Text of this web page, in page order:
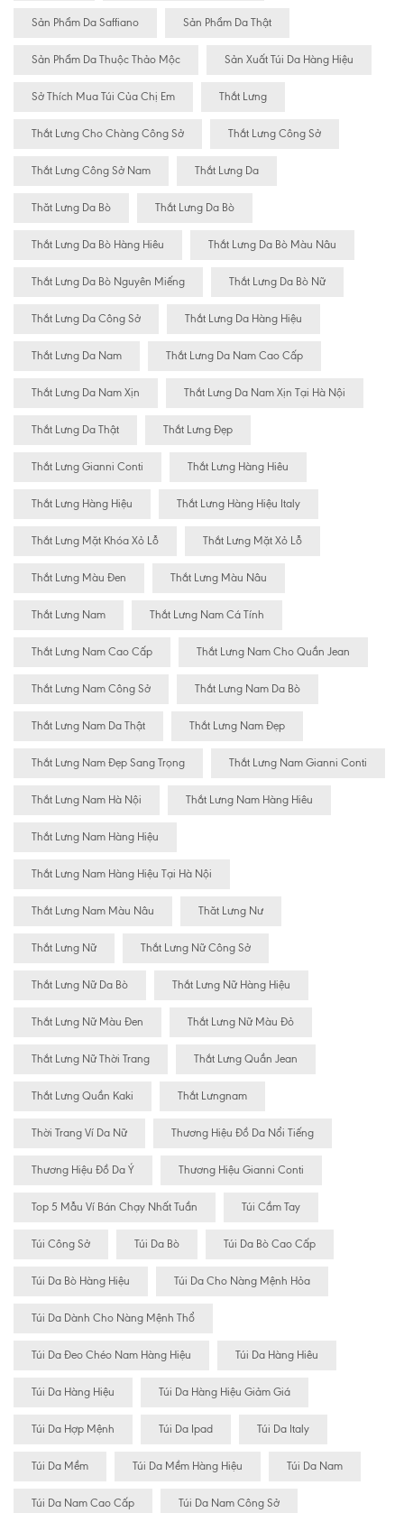
Sản Phẩm Da Saffiano Sản Phẩm Da Thật
Sản Phẩm Da Thuộc Thảo Mộc Sản Xuất Túi Da Hàng Hiệu
Sở Thích Mua Túi Của Chị Em Thắt Lưng
Thắt Lưng Cho Chàng Công Sở Thắt Lưng Công Sở
Thắt Lưng Công Sở Nam Thắt Lưng Da
Thăt Lưng Da Bò Thắt Lưng Da Bò
Thắt Lưng Da Bò Hàng Hiêu Thắt Lưng Da Bò Màu Nâu
Thắt Lưng Da Bò Nguyên Miếng Thắt Lưng Da Bò Nữ
Thắt Lưng Da Công Sở Thắt Lưng Da Hàng Hiệu
Thắt Lưng Da Nam Thắt Lưng Da Nam Cao Cấp
Thắt Lưng Da Nam Xịn Thắt Lưng Da Nam Xịn Tại Hà Nội
Thắt Lưng Da Thật Thắt Lưng Đẹp
Thắt Lưng Gianni Conti Thắt Lưng Hàng Hiêu
Thắt Lưng Hàng Hiệu Thắt Lưng Hàng Hiệu Italy
Thắt Lưng Mặt Khóa Xỏ Lỗ Thắt Lưng Mặt Xỏ Lỗ
Thắt Lưng Màu Đen Thắt Lưng Màu Nâu
Thắt Lưng Nam Thắt Lưng Nam Cá Tính
Thắt Lưng Nam Cao Cấp Thắt Lưng Nam Cho Quần Jean
Thắt Lưng Nam Công Sở Thắt Lưng Nam Da Bò
Thắt Lưng Nam Da Thật Thắt Lưng Nam Đẹp
Thắt Lưng Nam Đẹp Sang Trọng Thắt Lưng Nam Gianni Conti
Thắt Lưng Nam Hà Nội Thắt Lưng Nam Hàng Hiêu
Thắt Lưng Nam Hàng Hiệu
Thắt Lưng Nam Hàng Hiệu Tại Hà Nội
Thắt Lưng Nam Màu Nâu Thăt Lưng Nư
Thắt Lưng Nữ Thắt Lưng Nữ Công Sở
Thắt Lưng Nữ Da Bò Thắt Lưng Nữ Hàng Hiệu
Thắt Lưng Nữ Màu Đen Thắt Lưng Nữ Màu Đỏ
Thắt Lưng Nữ Thời Trang Thắt Lưng Quần Jean
Thắt Lưng Quần Kaki Thắt Lưngnam
Thời Trang Ví Da Nữ Thương Hiệu Đồ Da Nổi Tiếng
Thương Hiệu Đồ Da Ý Thương Hiệu Gianni Conti
Top 5 Mẫu Ví Bán Chạy Nhất Tuần Túi Cầm Tay
Túi Công Sở Túi Da Bò Túi Da Bò Cao Cấp
Túi Da Bò Hàng Hiệu Túi Da Cho Nàng Mệnh Hỏa
Túi Da Dành Cho Nàng Mệnh Thổ
Túi Da Đeo Chéo Nam Hàng Hiệu Túi Da Hàng Hiêu
Túi Da Hàng Hiệu Túi Da Hàng Hiệu Giảm Giá
Túi Da Hợp Mệnh Túi Da Ipad Túi Da Italy
Túi Da Mềm Túi Da Mềm Hàng Hiệu Túi Da Nam
Túi Da Nam Cao Cấp Túi Da Nam Công Sở